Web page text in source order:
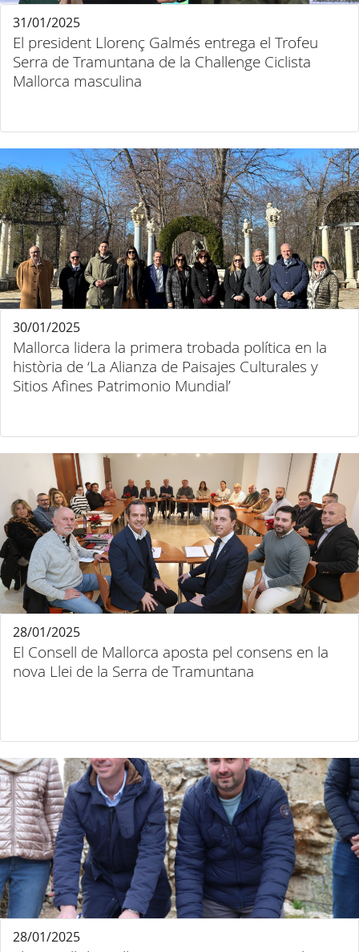
El president Llorenç Galmés entrega el Trofeu
Serra de Tramuntana de la Challenge Ciclista
Mallorca masculina
31/01/2025
Mallorca lidera la primera trobada política en la
història de ‘La Alianza de Paisajes Culturales y
Sitios Afines Patrimonio Mundial’
30/01/2025
El Consell de Mallorca aposta pel consens en la
nova Llei de la Serra de Tramuntana
28/01/2025
28/01/2025